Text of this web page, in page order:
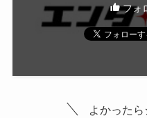
フォ
よかったら